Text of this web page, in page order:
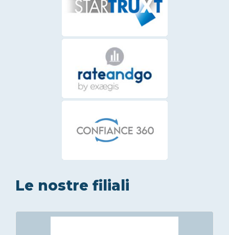
Le nostre filiali